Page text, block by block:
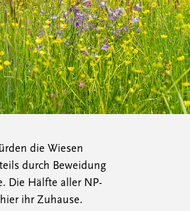
die Wiesen
durch Beweidung
Die Hälfte aller NP-
ihr Zuhause.